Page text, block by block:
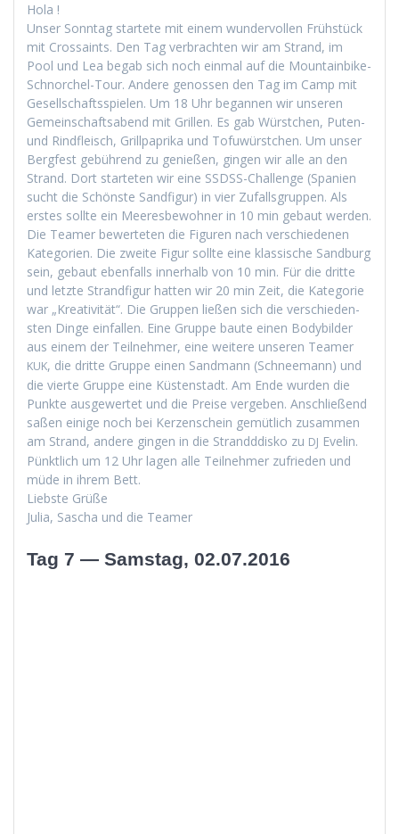
Hola !
Unser Son­ntag startete mit einem wun­der­vollen Früh­stück
mit Cros­saints. Den Tag ver­bracht­en wir am Strand, im
Pool und Lea begab sich noch ein­mal auf die Moun­tain­bike-
Schnorchel-Tour. Andere genossen den Tag im Camp mit
Gesellschaftsspie­len. Um 18 Uhr began­nen wir unseren
Gemein­schaftsabend mit Grillen. Es gab Würstchen, Puten-
und Rind­fleisch, Grill­pa­pri­ka und Tofuwürstchen. Um unser
Bergfest gebührend zu genießen, gin­gen wir alle an den
Strand. Dort starteten wir eine SSDSS-Chal­lenge (Spanien
sucht die Schön­ste Sand­fig­ur) in vier Zufalls­grup­pen. Als
erstes sollte ein Meeres­be­wohn­er in 10 min gebaut wer­den.
Die Team­er bew­erteten die Fig­uren nach ver­schiede­nen
Kat­e­gorien. Die zweite Fig­ur sollte eine klas­sis­che Sand­burg
sein, gebaut eben­falls inner­halb von 10 min. Für die dritte
und let­zte Strand­fig­ur hat­ten wir 20 min Zeit, die Kat­e­gorie
war „Kreativ­ität“. Die Grup­pen ließen sich die ver­schieden­
sten Dinge ein­fall­en. Eine Gruppe baute einen Body­bilder
aus einem der Teil­nehmer, eine weit­ere unseren Team­er
KUK, die dritte Gruppe einen Sand­mann (Schnee­mann) und
die vierte Gruppe eine Küsten­stadt. Am Ende wur­den die
Punk­te aus­gew­ertet und die Preise vergeben. Anschließend
saßen einige noch bei Kerzen­schein gemütlich zusam­men
am Strand, andere gin­gen in die Strand­ddisko zu DJ Evelin.
Pünk­tlich um 12 Uhr lagen alle Teil­nehmer zufrieden und
müde in ihrem Bett.
Lieb­ste Grüße
Julia, Sascha und die Teamer
Tag 7 — Samstag, 02.07.2016